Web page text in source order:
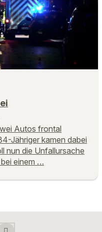
Autos frontal
Jähriger kamen dabei
nun die Unfallursache
einem …